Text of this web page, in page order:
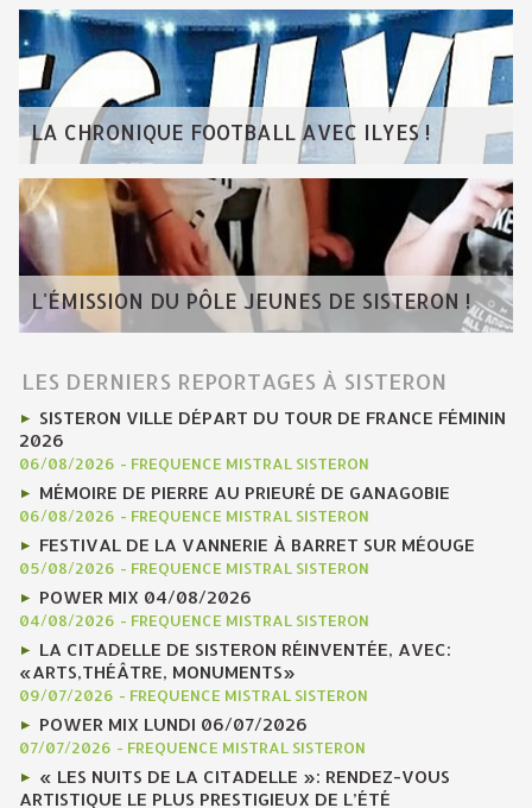
LA CHRONIQUE FOOTBALL AVEC ILYES !
L'ÉMISSION DU PÔLE JEUNES DE SISTERON !
LES DERNIERS REPORTAGES À SISTERON
SISTERON VILLE DÉPART DU TOUR DE FRANCE FÉMININ
2026
06/08/2026 - FREQUENCE MISTRAL SISTERON
MÉMOIRE DE PIERRE AU PRIEURÉ DE GANAGOBIE
06/08/2026 - FREQUENCE MISTRAL SISTERON
FESTIVAL DE LA VANNERIE À BARRET SUR MÉOUGE
05/08/2026 - FREQUENCE MISTRAL SISTERON
POWER MIX 04/08/2026
04/08/2026 - FREQUENCE MISTRAL SISTERON
LA CITADELLE DE SISTERON RÉINVENTÉE, AVEC:
«ARTS,THÉÂTRE, MONUMENTS»
09/07/2026 - FREQUENCE MISTRAL SISTERON
POWER MIX LUNDI 06/07/2026
07/07/2026 - FREQUENCE MISTRAL SISTERON
« LES NUITS DE LA CITADELLE »: RENDEZ-VOUS
ARTISTIQUE LE PLUS PRESTIGIEUX DE L’ÉTÉ